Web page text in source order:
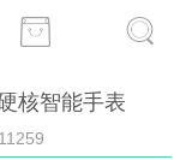
核智能手表
11259